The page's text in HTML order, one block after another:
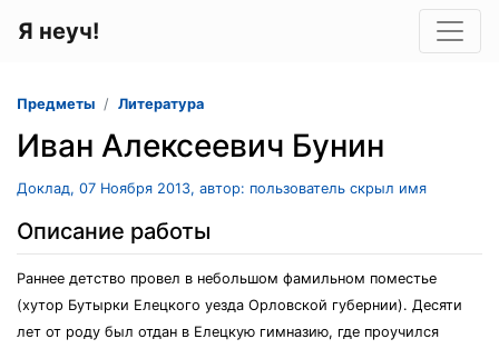
Я неуч!
Предметы Литература
Иван Алексеевич Бунин
Доклад, 07 Ноября 2013, автор: пользователь скрыл имя
Описание работы
Раннее детство провел в небольшом фамильном поместье
(хутор Бутырки Елецкого уезда Орловской губернии). Десяти
лет от роду был отдан в Елецкую гимназию, где проучился